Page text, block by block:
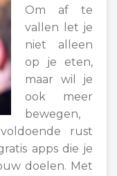
Om af te
vallen let je
niet alleen
op je eten,
maar wil je
ook meer
bewegen,
rust
apps die je
doelen. Met